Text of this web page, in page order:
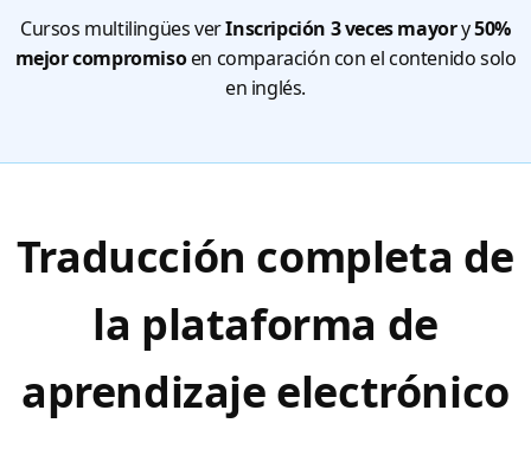
Cursos multilingües verInscripción 3 veces mayory50%
mejor compromisoen comparación con el contenido solo
en inglés.
Traducción completa de
la plataforma de
aprendizaje electrónico